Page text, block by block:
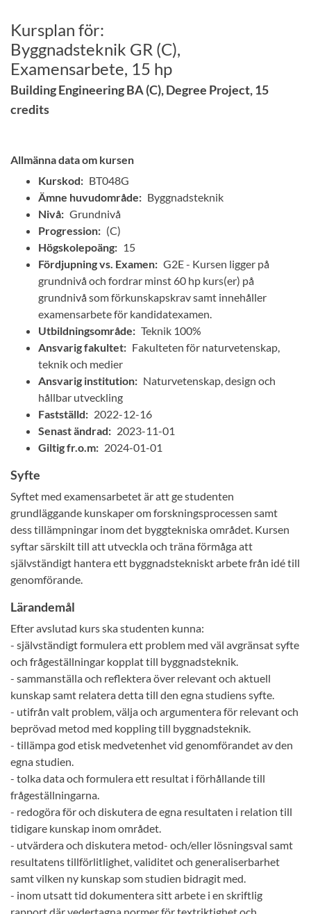
Kursplan för:
Byggnadsteknik GR (C),
Examensarbete, 15 hp
Building Engineering BA (C), Degree Project, 15
credits
Allmänna data om kursen
Kurskod: BT048G
Ämne huvudområde: Byggnadsteknik
Nivå: Grundnivå
Progression: (C)
Högskolepoäng: 15
Fördjupning vs. Examen: G2E - Kursen ligger på
grundnivå och fordrar minst 60 hp kurs(er) på
grundnivå som förkunskapskrav samt innehåller
examensarbete för kandidatexamen.
Utbildningsområde: Teknik 100%
Ansvarig fakultet: Fakulteten för naturvetenskap,
teknik och medier
Ansvarig institution: Naturvetenskap, design och
hållbar utveckling
Fastställd: 2022-12-16
Senast ändrad: 2023-11-01
Giltig fr.o.m: 2024-01-01
Syfte
Syftet med examensarbetet är att ge studenten
grundläggande kunskaper om forskningsprocessen samt
dess tillämpningar inom det byggtekniska området. Kursen
syftar särskilt till att utveckla och träna förmåga att
självständigt hantera ett byggnadstekniskt arbete från idé till
genomförande.
Lärandemål
Efter avslutad kurs ska studenten kunna:
- självständigt formulera ett problem med väl avgränsat syfte
och frågeställningar kopplat till byggnadsteknik.
- sammanställa och reflektera över relevant och aktuell
kunskap samt relatera detta till den egna studiens syfte.
- utifrån valt problem, välja och argumentera för relevant och
beprövad metod med koppling till byggnadsteknik.
- tillämpa god etisk medvetenhet vid genomförandet av den
egna studien.
- tolka data och formulera ett resultat i förhållande till
frågeställningarna.
- redogöra för och diskutera de egna resultaten i relation till
tidigare kunskap inom området.
- utvärdera och diskutera metod- och/eller lösningsval samt
resultatens tillförlitlighet, validitet och generaliserbarhet
samt vilken ny kunskap som studien bidragit med.
- inom utsatt tid dokumentera sitt arbete i en skriftlig